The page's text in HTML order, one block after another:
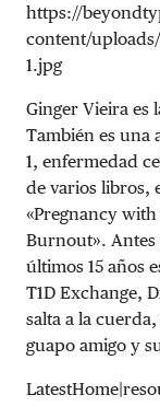
https://
content/
1.jpg
Ginger Vieira es
También es una
1, enfermedad
de varios libros,
«Pregnancy with
Burnout». Antes
últimos 15 años
T1D Exchange,
salta a la
guapo amigo y